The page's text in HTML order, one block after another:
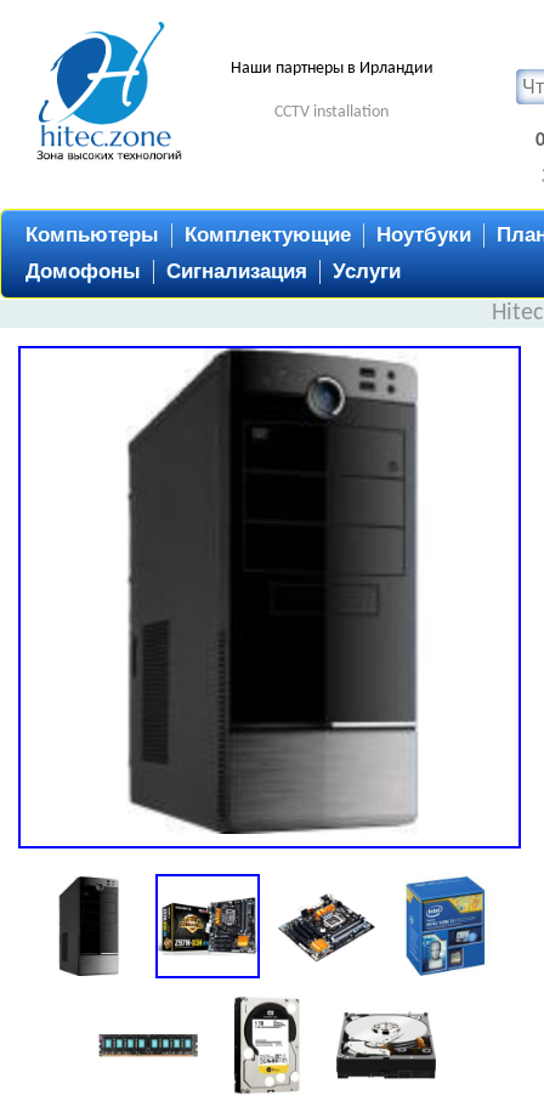
Наши партнеры в Ирландии
CCTV installation
Компьютеры Комплектующие Ноутбуки
Домофоны
Сигнализация Услуги